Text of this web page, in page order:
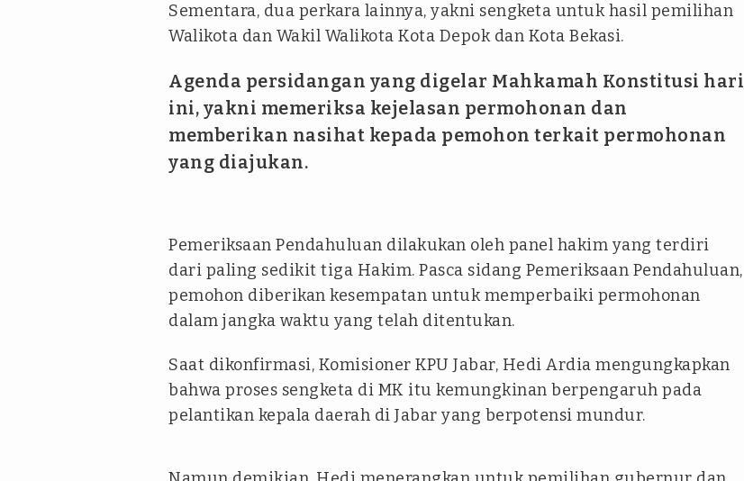
Sementara, dua perkara lainnya, yakni sengketa untuk hasil pemilihan
Walikota dan Wakil Walikota Kota Depok dan Kota Bekasi.
Agenda persidangan yang digelar Mahkamah Konstitusi hari
ini, yakni memeriksa kejelasan permohonan dan
memberikan nasihat kepada pemohon terkait permohonan
yang diajukan.
Pemeriksaan Pendahuluan dilakukan oleh panel hakim yang terdiri
dari paling sedikit tiga Hakim. Pasca sidang Pemeriksaan Pendahuluan,
pemohon diberikan kesempatan untuk memperbaiki permohonan
dalam jangka waktu yang telah ditentukan.
Saat dikonfirmasi, Komisioner KPU Jabar, Hedi Ardia mengungkapkan
bahwa proses sengketa di MK itu kemungkinan berpengaruh pada
pelantikan kepala daerah di Jabar yang berpotensi mundur.